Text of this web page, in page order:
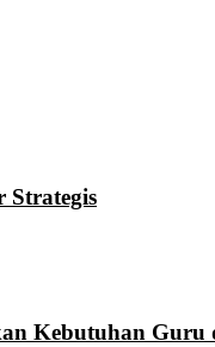
Strategis
Kebutuhan Guru